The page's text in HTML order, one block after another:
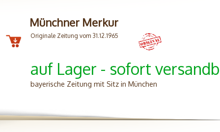
Münchner Merkur
Originale Zeitung vom 31.12.1965
auf Lager - sofort
bayerische Zeitung mit Sitz in München